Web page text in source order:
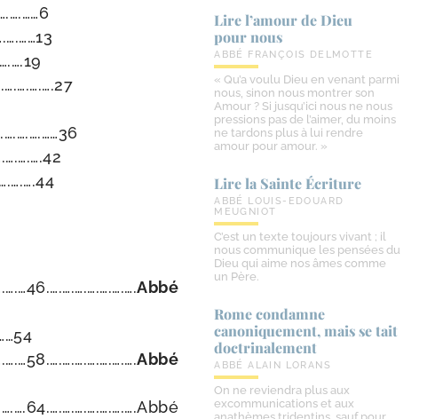
Abbé
Abbé
Lire l’amour de Dieu
pour nous
ABBÉ FRANÇOIS DELMOTTE
« Qu’a voulu Dieu en venant parmi
nous, sinon nous montrer son
Amour ? Si jusqu’ici nous ne nous
pressions pas de l’aimer, du moins
ne tardons plus à lui rendre
amour pour amour. »
Lire la Sainte Écriture
ABBÉ LOUIS-EDOUARD
MEUGNIOT
C’est un texte toujours vivant ; il
nous communique les pensées du
Dieu qui aime nos âmes comme
un Père.
Rome condamne
canoniquement, mais se tait
doctrinalement
ABBÉ ALAIN LORANS
On ne reviendra plus aux
excommunications et aux